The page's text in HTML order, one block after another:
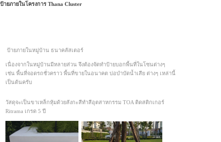
ป้ายภายในโครงการ Thana Cluster
ป้ายภายในหมู่บ้าน ธนาคลัสเตอร์
เนื่องจากในหมู่บ้านมีหลายส่วน จึงต้องจัดทำป้ายบอกพื้นที่ในโซนต่างๆ
เช่น พื้นที่จอดรถชั่วคราว พื้นที่ขายในอนาคต บ่อบำบัดน้ำเสีย ต่างๆ เหล่านี้
เป็นต้นครับ
วัสดุจะเป็นขาเหล็กหุ้มด้วยสังกะสีทำสีอุตสาหกรรม TOA ติดสติกเกอร์
Ritrama เกรด 5 ปี